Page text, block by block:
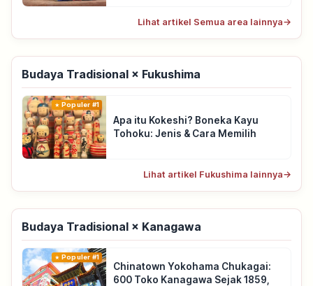
Lihat artikel Semua area lainnya→
Budaya Tradisional × Fukushima
Populer #1
Apa itu Kokeshi? Boneka Kayu
Tohoku: Jenis & Cara Memilih
Lihat artikel Fukushima lainnya→
Budaya Tradisional × Kanagawa
Populer #1
Chinatown Yokohama Chukagai:
600 Toko Kanagawa Sejak 1859,